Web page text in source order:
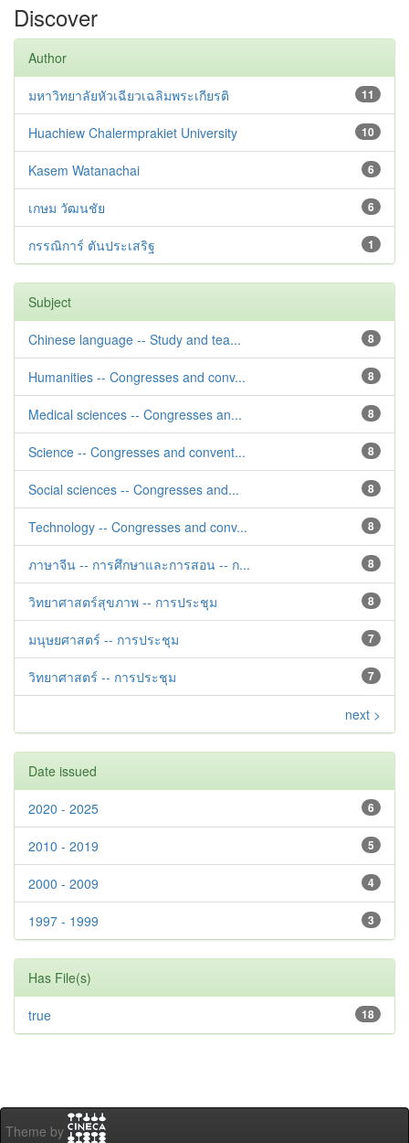
Discover
Author
11
มหาวิทยาลัยหัวเฉียวเฉลิมพระเกียรติ
10
Huachiew Chalermprakiet University
6
Kasem Watanachai
6
เกษม วัฒนชัย
1
กรรณิการ์ ตันประเสริฐ
Subject
8
Chinese language -- Study and tea...
8
Humanities -- Congresses and conv...
8
Medical sciences -- Congresses an...
8
Science -- Congresses and convent...
8
Social sciences -- Congresses and...
8
Technology -- Congresses and conv...
8
ภาษาจีน -- การศึกษาและการสอน -- ก...
8
วิทยาศาสตร์สุขภาพ -- การประชุม
7
มนุษยศาสตร์ -- การประชุม
7
วิทยาศาสตร์ -- การประชุม
next >
Date issued
6
2020 - 2025
5
2010 - 2019
4
2000 - 2009
3
1997 - 1999
Has File(s)
18
true
Theme by